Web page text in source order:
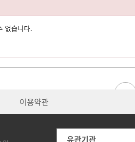
습니다.
이용약관
유관기관